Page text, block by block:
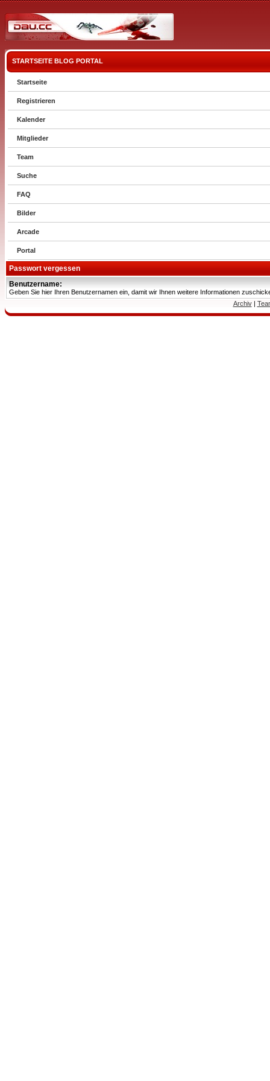
STARTSEITE BLOG PORTAL
Startseite
Registrieren
Kalender
Mitglieder
Team
Suche
FAQ
Bilder
Arcade
Portal
Passwort vergessen
Benutzername:
Geben Sie hier Ihren Benutzernamen ein, damit wir Ihnen weitere Informationen
Archiv|